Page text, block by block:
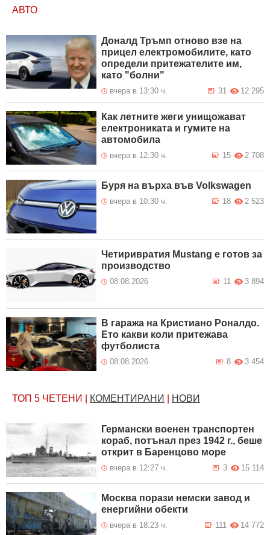
АВТО
Доналд Тръмп отново взе на
прицел електромобилите, като
определи притежателите им,
като "болни"
вчера в 13:30 ч. 12 295
31
Как летните жеги унищожават
електрониката и гумите на
автомобила
вчера в 12:30 ч. 2 708
15
Буря на върха във Volkswagen
вчера в 10:30 ч. 2 523
18
Четиривратия Mustang е готов за
производство
08.08.2026 3 894
11
В гаража на Кристиано Роналдо.
Ето какви коли притежава
футболиста
08.08.2026 3 454
8
ТОП 5 ЧЕТЕНИ КОМЕНТИРАНИ НОВИ
Германски военен транспортен
кораб, потънал през 1942 г., беше
открит в Баренцово море
вчера в 12:27 ч. 15 114
3
Москва порази немски завод и
енергийни обекти
вчера в 18:23 ч. 14 772
111